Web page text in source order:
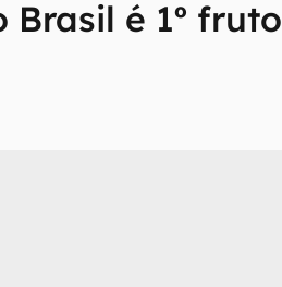
Brasil é 1º fruto
em primeira